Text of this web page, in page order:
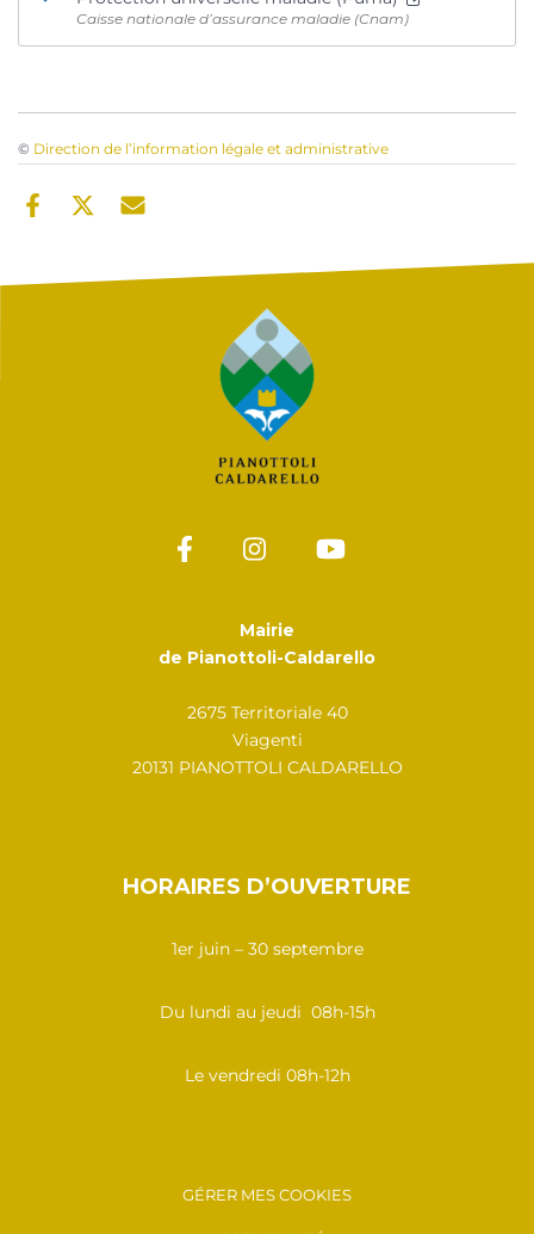
Caisse nationale d’assurance maladie (Cnam)
© Direction de l’information légale et administrative
Mairie
de Pianottoli-Caldarello
2675 Territoriale 40
Viagenti
20131 PIANOTTOLI CALDARELLO
HORAIRES D’OUVERTURE
1er juin – 30 septembre
Du lundi au jeudi 08h-15h
Le vendredi 08h-12h
GÉRER MES COOKIES